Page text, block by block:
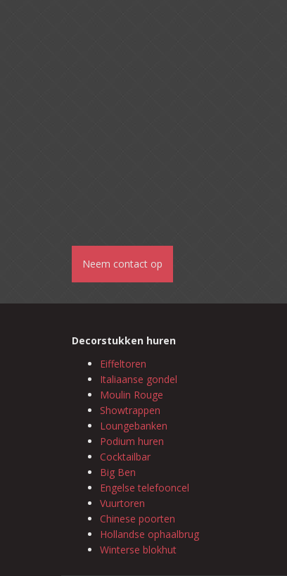
Neem contact op
Decorstukken huren
Eiffeltoren
Italiaanse gondel
Moulin Rouge
Showtrappen
Loungebanken
Podium huren
Cocktailbar
Big Ben
Engelse telefooncel
Vuurtoren
Chinese poorten
Hollandse ophaalbrug
Winterse blokhut